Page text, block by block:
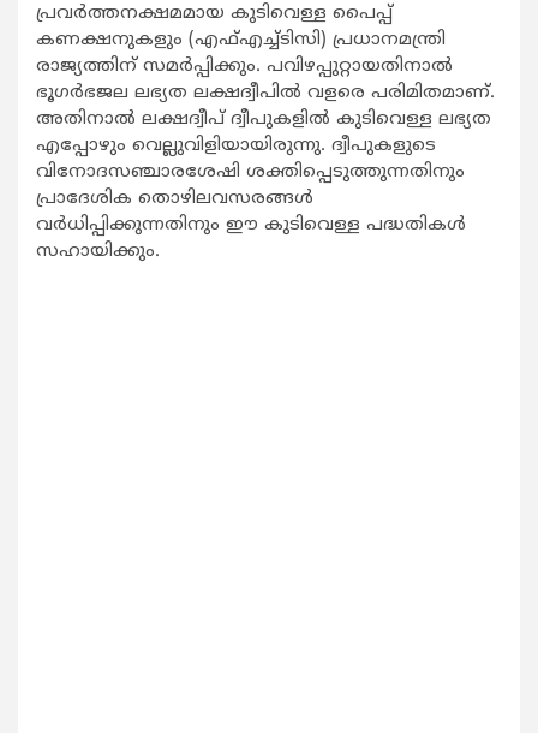
പ്രവര്‍ത്തനക്ഷമമായ കുടിവെള്ള പൈപ്പ്
കണക്ഷനുകളും (എഫ്എച്ച്‌ടിസി) പ്രധാനമന്ത്രി
രാജ്യത്തിന് സമര്‍പ്പിക്കും. പവിഴപ്പുറ്റായതിനാല്‍
ഭൂഗര്‍ഭജല ലഭ്യത ലക്ഷദ്വീപില്‍ വളരെ പരിമിതമാണ്.
അതിനാല്‍ ലക്ഷദ്വീപ് ദ്വീപുകളില്‍ കുടിവെള്ള ലഭ്യത
എപ്പോഴും വെല്ലുവിളിയായിരുന്നു. ദ്വീപുകളുടെ
വിനോദസഞ്ചാരശേഷി ശക്തിപ്പെടുത്തുന്നതിനും
പ്രാദേശിക തൊഴിലവസരങ്ങള്‍
വർധിപ്പിക്കുന്നതിനും ഈ കുടിവെള്ള പദ്ധതികള്‍
സഹായിക്കും.